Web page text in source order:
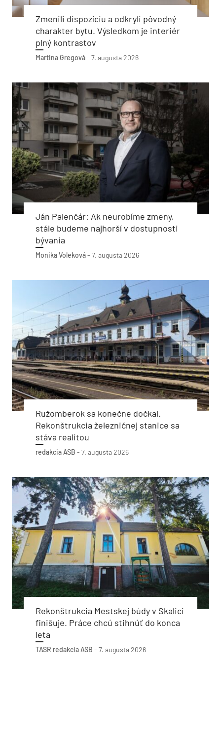
Zmenili dispozíciu a odkryli pôvodný
charakter bytu. Výsledkom je interiér
plný kontrastov
Martina Gregová- 7. augusta 2026
Ján Palenčár: Ak neurobíme zmeny,
stále budeme najhorší v dostupnosti
bývania
Monika Voleková- 7. augusta 2026
Ružomberok sa konečne dočkal.
Rekonštrukcia železničnej stanice sa
stáva realitou
redakcia ASB - 7. augusta 2026
Rekonštrukcia Mestskej búdy v Skalici
finišuje. Práce chcú stihnúť do konca
leta
TASR redakcia ASB - 7. augusta 2026